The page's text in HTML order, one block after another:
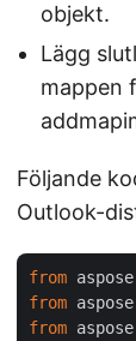
objekt.
Lägg
mappen
Följande
Outlook-
from
from
from